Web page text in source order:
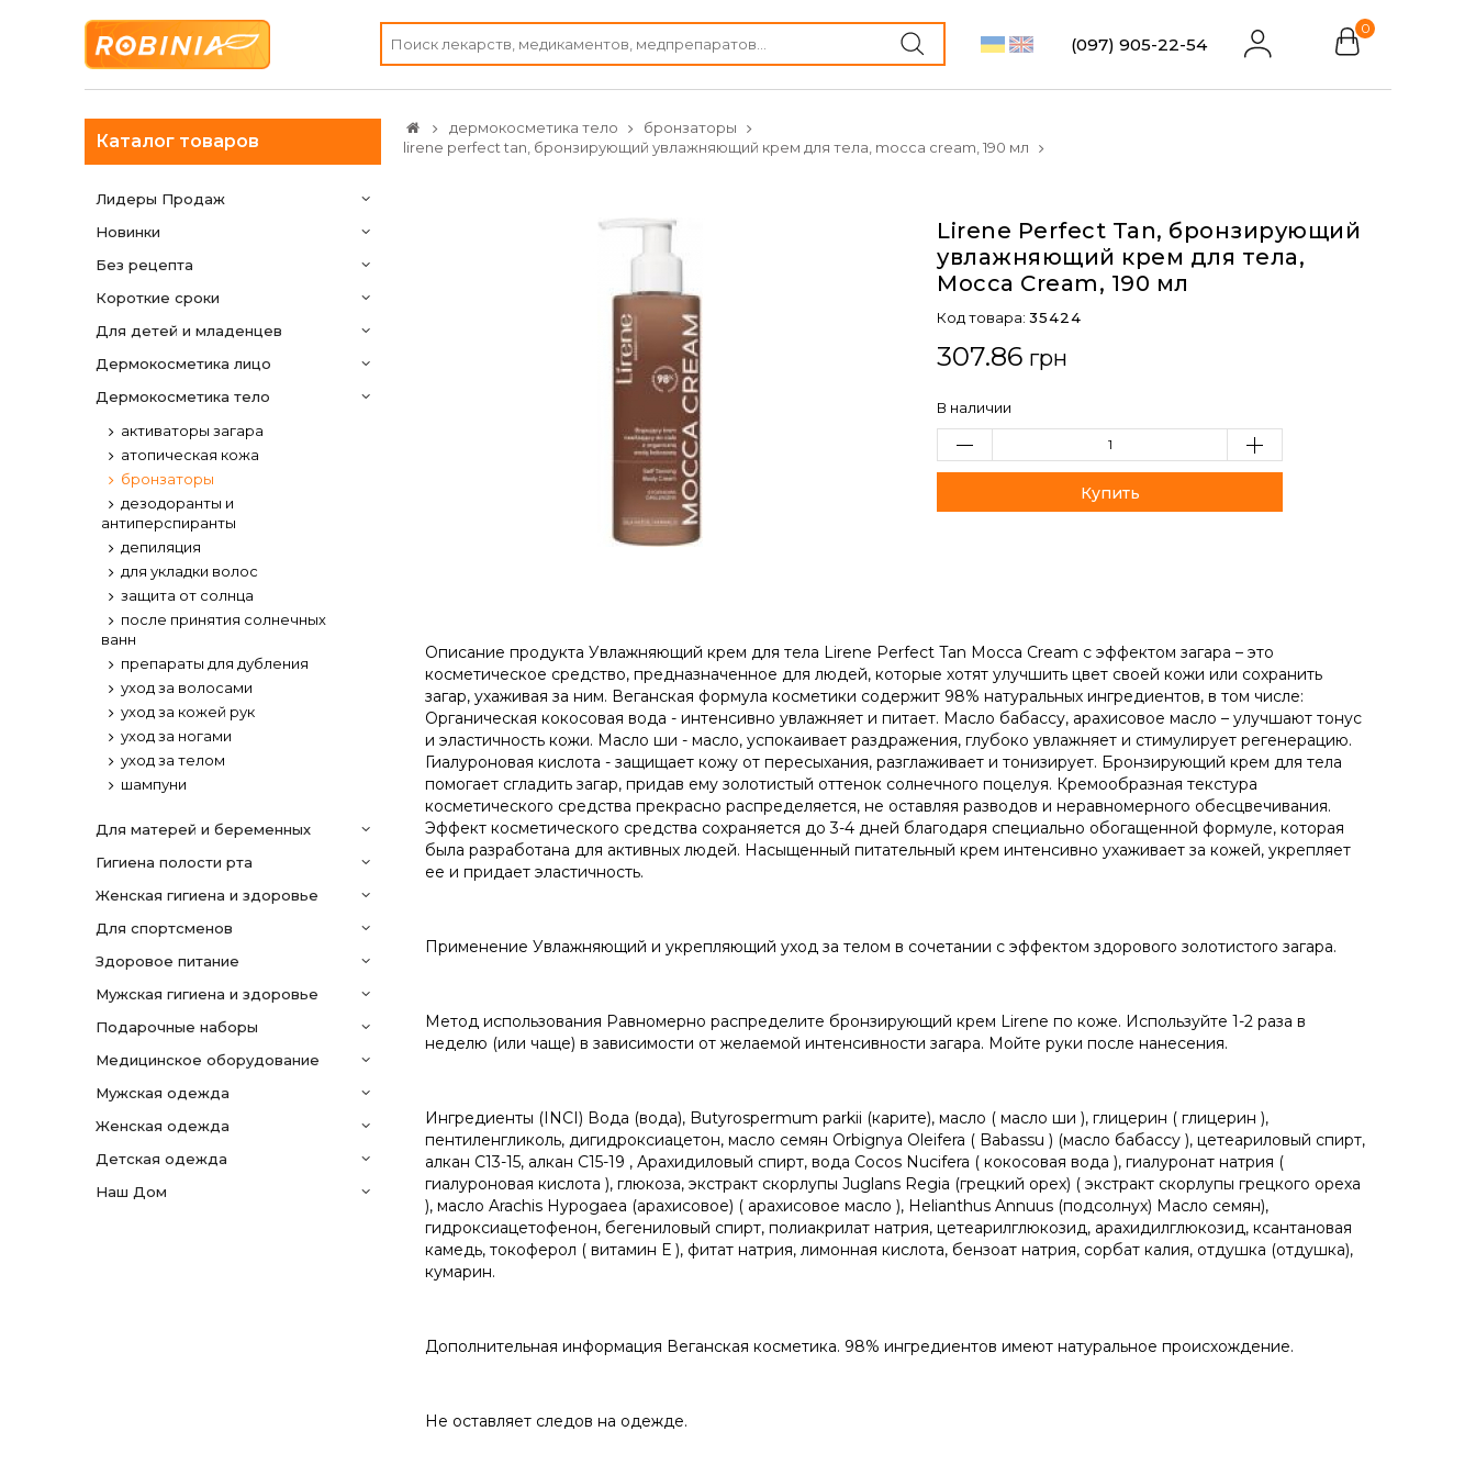
(097) 905-22-54
0
Каталог товаров
Лидеры Продаж
Новинки
Без рецепта
Короткие сроки
Для детей и младенцев
дермокосметика лицо
дермокосметика тело
активаторы загара
атопическая кожа
бронзаторы
дезодоранты и
антиперспиранты
депиляция
для укладки волос
защита от солнца
после принятия солнечных
ванн
препараты для дубления
уход за волосами
уход за кожей рук
уход за ногами
уход за телом
шампуни
Для матерей и беременных
гигиена полости рта
женская гигиена и здоровье
для спортсменов
здоровое питание
мужская гигиена и здоровье
подарочные наборы
медицинское оборудование
мужская одежда
женская одежда
детская одежда
Наш Дом
дермокосметика тело
бронзаторы
lirene perfect tan, бронзирующий увлажняющий крем для тела, mocca cream, 190 мл
Lirene Perfect Tan, бронзирующий
увлажняющий крем для тела,
Mocca Cream, 190 мл
Код товара: 35424
307.86 грн
В наличии
Описание продукта Увлажняющий крем для тела Lirene Perfect Tan Mocca Cream с эффектом загара – это
косметическое средство, предназначенное для людей, которые хотят улучшить цвет своей кожи или сохранить
загар, ухаживая за ним. Веганская формула косметики содержит 98% натуральных ингредиентов, в том числе:
Органическая кокосовая вода - интенсивно увлажняет и питает. Масло бабассу, арахисовое масло – улучшают тонус
и эластичность кожи. Масло ши - масло, успокаивает раздражения, глубоко увлажняет и стимулирует регенерацию.
Гиалуроновая кислота - защищает кожу от пересыхания, разглаживает и тонизирует. Бронзирующий крем для тела
помогает сгладить загар, придав ему золотистый оттенок солнечного поцелуя. Кремообразная текстура
косметического средства прекрасно распределяется, не оставляя разводов и неравномерного обесцвечивания.
Эффект косметического средства сохраняется до 3-4 дней благодаря специально обогащенной формуле, которая
была разработана для активных людей. Насыщенный питательный крем интенсивно ухаживает за кожей, укрепляет
ее и придает эластичность.
Применение Увлажняющий и укрепляющий уход за телом в сочетании с эффектом здорового золотистого загара.
Метод использования Равномерно распределите бронзирующий крем Lirene по коже. Используйте 1-2 раза в
неделю (или чаще) в зависимости от желаемой интенсивности загара. Мойте руки после нанесения.
Ингредиенты (INCI) Вода (вода), Butyrospermum parkii (карите), масло ( масло ши ), глицерин ( глицерин ),
пентиленгликоль, дигидроксиацетон, масло семян Orbignya Oleifera ( Babassu ) (масло бабассу ), цетеариловый спирт,
алкан C13-15, алкан C15-19 , Арахидиловый спирт, вода Cocos Nucifera ( кокосовая вода ), гиалуронат натрия (
гиалуроновая кислота ), глюкоза, экстракт скорлупы Juglans Regia (грецкий орех) ( экстракт скорлупы грецкого ореха
), масло Arachis Hypogaea (арахисовое) ( арахисовое масло ), Helianthus Annuus (подсолнух) Масло семян),
гидроксиацетофенон, бегениловый спирт, полиакрилат натрия, цетеарилглюкозид, арахидилглюкозид, ксантановая
камедь, токоферол ( витамин Е ), фитат натрия, лимонная кислота, бензоат натрия, сорбат калия, отдушка (отдушка),
кумарин.
Дополнительная информация Веганская косметика. 98% ингредиентов имеют натуральное происхождение.
Не оставляет следов на одежде.